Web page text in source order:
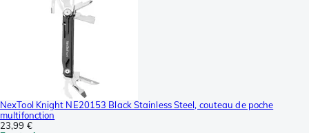
NexTool Knight NE20153 Black Stainless Steel, couteau de poche
multifonction
23,99 €